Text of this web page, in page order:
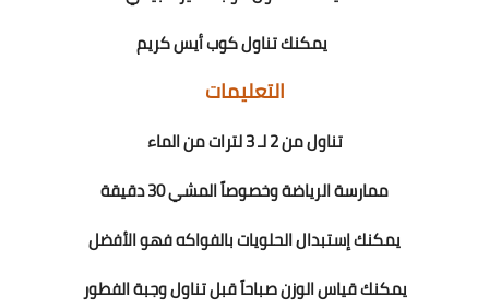
يمكنك تناول كوب أيس كريم
التعليمات
تناول من 2 لـ 3 لترات من الماء
ممارسة الرياضة وخصوصاً المشي 30 دقيقة
يمكنك إستبدال الحلويات بالفواكه فهو الأفضل
يمكنك قياس الوزن صباحاً قبل تناول وجبة الفطور